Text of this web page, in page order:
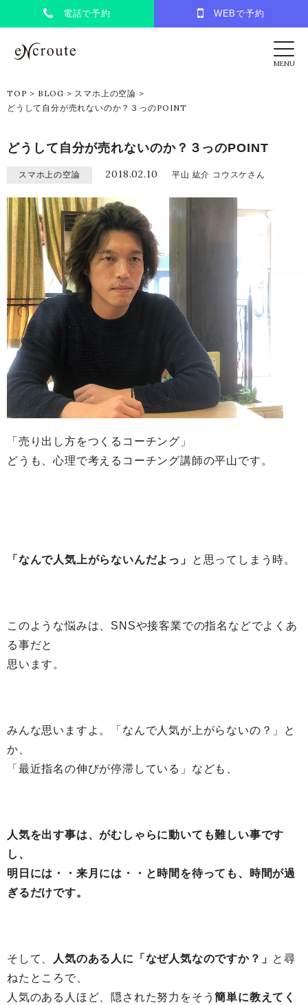
電話で予約 WEBで予約
eNcroute｜葛西・江戸川区の美容室 アンク
MENU
TOP > BLOG > スマホ上の空論 >
どうして自分が売れないのか？３っのPOINT
どうして自分が売れないのか？３っのPOINT
スマホ上の空論 2018.02.10 平山 紘介 コウスケさん
「売り出し方をつくるコーチング」
どうも、心理で考えるコーチング講師の平山です。
「なんで人気上がらないんだよっ」 と思ってしまう時。
このような悩みは、SNSや接客業での指名などでよくあ
る事だと
思います。
みんな思いますよ。「なんで人気が上がらないの？」と
か、
「最近指名の伸びが停滞している」なども、
人気を出す事は、がむしゃらに動いても難しい事です
し、
明日には・・来月には・・と時間を待っても、時間が過
ぎるだけです。
そして、 人気のある人に「なぜ人気なのですか？」 と尋
ねたところで、
人気のある人ほど、隠された努力をそう簡単に教えてく